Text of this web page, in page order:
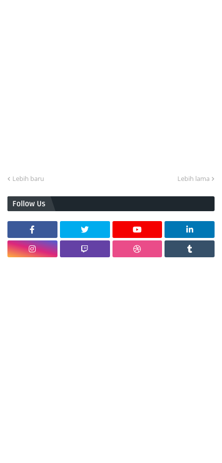
Lebih baru Lebih lama
Follow Us